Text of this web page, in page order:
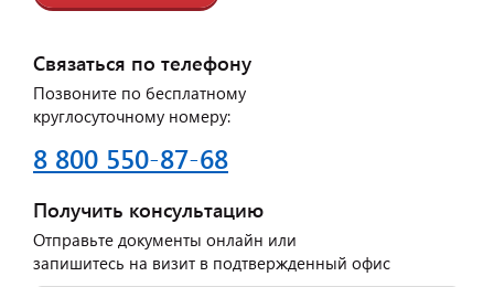
Связаться по телефону
Позвоните по бесплатному
круглосуточному номеру:
8 800 550-87-68
Получить консультацию
Отправьте документы онлайн или
запишитесь на визит в подтвержденный офис